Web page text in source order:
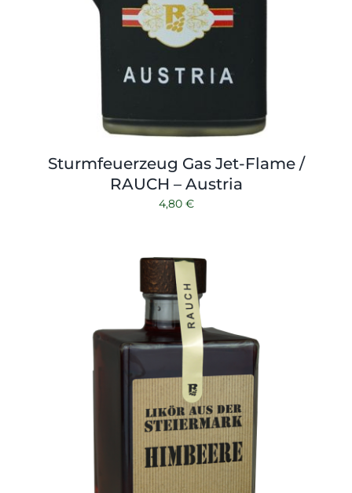
Sturmfeuerzeug Gas Jet-Flame /
RAUCH – Austria
4,80 €